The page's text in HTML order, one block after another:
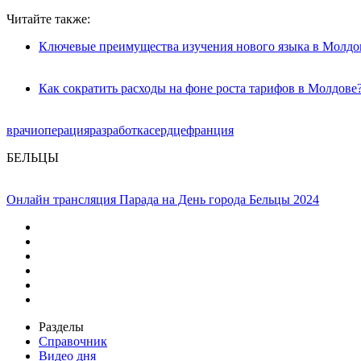
Читайте также:
Ключевые преимущества изучения нового языка в
Как сократить расходы на фоне роста тарифов в
врачиоперацияразработкасердцефранция
БЕЛЬЦЫ
Онлайн трансляция Парада на День города Бельцы 2024
Разделы
Справочник
Видео дня